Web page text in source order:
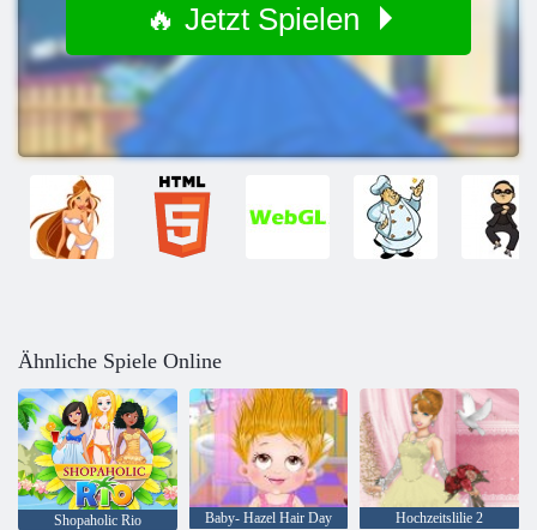
🔥 Jetzt Spielen
Ähnliche Spiele Online
Shopaholic Rio Baby- Hazel Hair Day Hochzeitslilie 2